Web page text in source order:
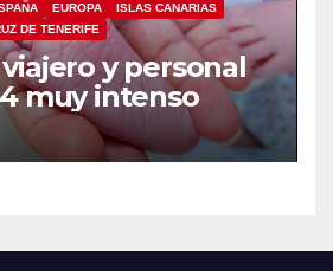
EUROPA
ISLAS CANARIAS
DE TENERIFE
y personal
muy intenso